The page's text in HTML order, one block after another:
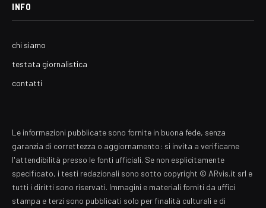
INFO
chi siamo
testata giornalistica
contatti
Le informazioni pubblicate sono fornite in buona fede, senza
garanzia di correttezza o aggiornamento: si invita a verificarne
l'attendibilità presso le fonti ufficiali. Se non esplicitamente
specificato, i testi redazionali sono sotto copyright © ARvis.it srl e
tutti i diritti sono riservati. Immagini e materiali forniti da uffici
stampa e terzi sono pubblicati solo per finalità culturali e di